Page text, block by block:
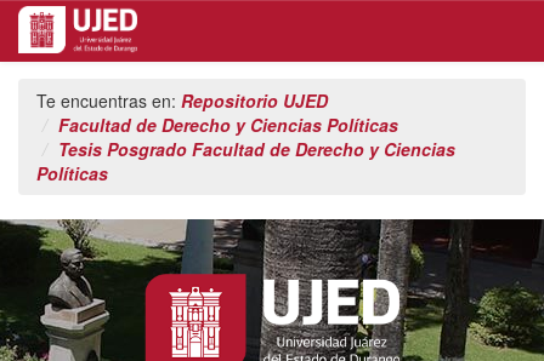
navigation
Te encuentras en: Repositorio UJED
Facultad de Derecho y Ciencias Políticas
Tesis Posgrado Facultad de Derecho y Ciencias
Políticas